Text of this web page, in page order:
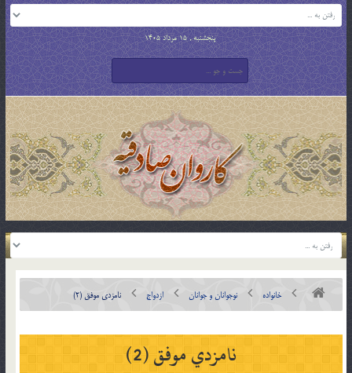
پنجشنبه , 15 مرداد 1405
خانواده نوجوانان و جوانان ازدواج نامزدي موفق (2)
نامزدي موفق (2)